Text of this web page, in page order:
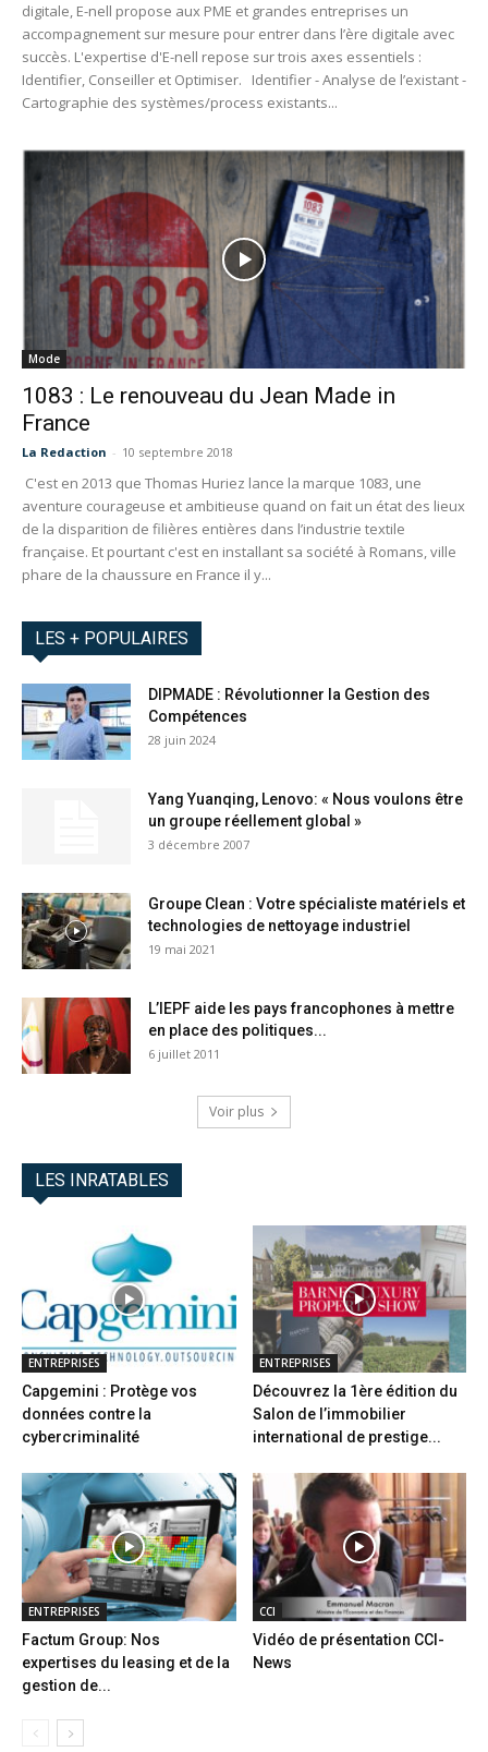
digitale, E-nell propose aux PME et grandes entreprises un
accompagnement sur mesure pour entrer dans l’ère digitale avec
succès. L'expertise d'E-nell repose sur trois axes essentiels :
Identifier, Conseiller et Optimiser. Identifier - Analyse de l’existant -
Cartographie des systèmes/process existants...
Mode
1083 : Le renouveau du Jean Made in
France
La Redaction - 10 septembre 2018
C'est en 2013 que Thomas Huriez lance la marque 1083, une
aventure courageuse et ambitieuse quand on fait un état des lieux
de la disparition de filières entières dans l’industrie textile
française. Et pourtant c'est en installant sa société à Romans, ville
phare de la chaussure en France il y...
LES + POPULAIRES
DIPMADE : Révolutionner la Gestion des
Compétences
28 juin 2024
Yang Yuanqing, Lenovo: « Nous voulons être
un groupe réellement global »
3 décembre 2007
Groupe Clean : Votre spécialiste matériels et
technologies de nettoyage industriel
19 mai 2021
L’IEPF aide les pays francophones à mettre
en place des politiques...
6 juillet 2011
Voir plus
LES INRATABLES
ENTREPRISES
Capgemini : Protège vos
données contre la
cybercriminalité
ENTREPRISES
Découvrez la 1ère édition du
Salon de l’immobilier
international de prestige...
ENTREPRISES
Factum Group: Nos
expertises du leasing et de la
gestion de...
CCI
Vidéo de présentation CCI-
News